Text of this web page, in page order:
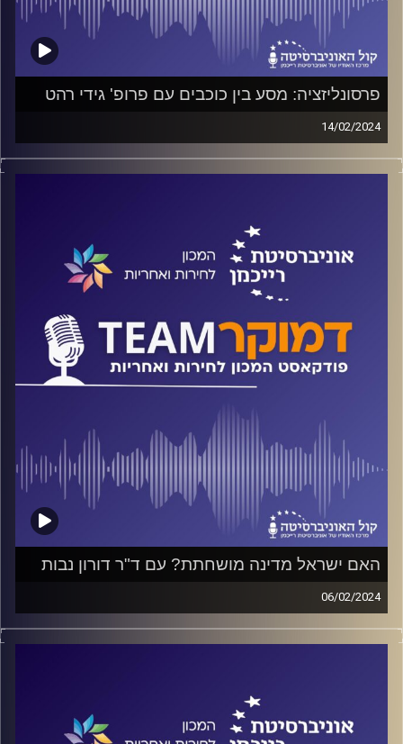
פרסונליזציה: מסע בין כוכבים עם פרופ' גידי רהט
14/02/2024
פודקאסט המכון לחירות ואחריות באוניברסיטת רייכמן על
פוליטיקה של אישים ועל אחריות אישית של מנהיגים, מה
על אלה ועוד משוחח ד"ר חיים וייצמן עם פרופ' גידי רהט
המכון לחירות ואחריות
האם ישראל מדינה מושחתת? עם ד"ר דורון נבות
06/02/2024
פודקאסט המכון לחירות ואחריות באוניברסיטת רייכמן
על שחיתות שלטונית, שחיתות אישית ושחיתות מפלגתית; כיצד
המחרת, ומה כל אלה אומרים לגבי עתיד המדינה שלנו? על אלה
ועוד משוחח ד"ר חיים וייצמן עם ד"ר דורון נבות חוקר שחיתות